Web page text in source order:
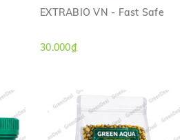
EXTRABIO VN - Fast Safe
30.000₫